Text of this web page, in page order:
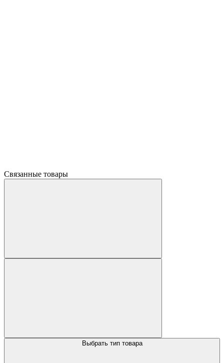
Связанные товары
Выбрать тип товара